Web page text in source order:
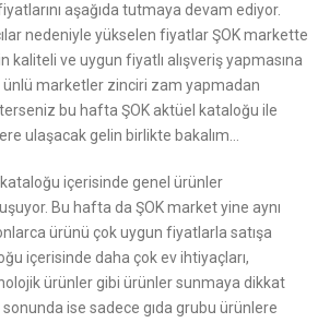
aşağıda tutmaya devam ediyor.
nedeniyle yükselen fiyatlar ŞOK markette
kaliteli ve uygun fiyatlı alışveriş yapmasına
marketler zinciri zam yapmadan
bu hafta ŞOK aktüel kataloğu ile
ulaşacak gelin birlikte bakalım…
kataloğu içerisinde genel ürünler
Bu hafta da ŞOK market yine aynı
ürünü çok uygun fiyatlarla satışa
içerisinde daha çok ev ihtiyaçları,
ürünler gibi ürünler sunmaya dikkat
ise sadece gıda grubu ürünlere